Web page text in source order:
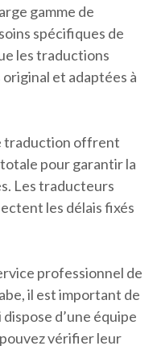
gamme de
spécifiques de
les traductions
et adaptées à
traduction offrent
pour garantir la
Les traducteurs
les délais fixés
professionnel de
il est important de
d’une équipe
vérifier leur